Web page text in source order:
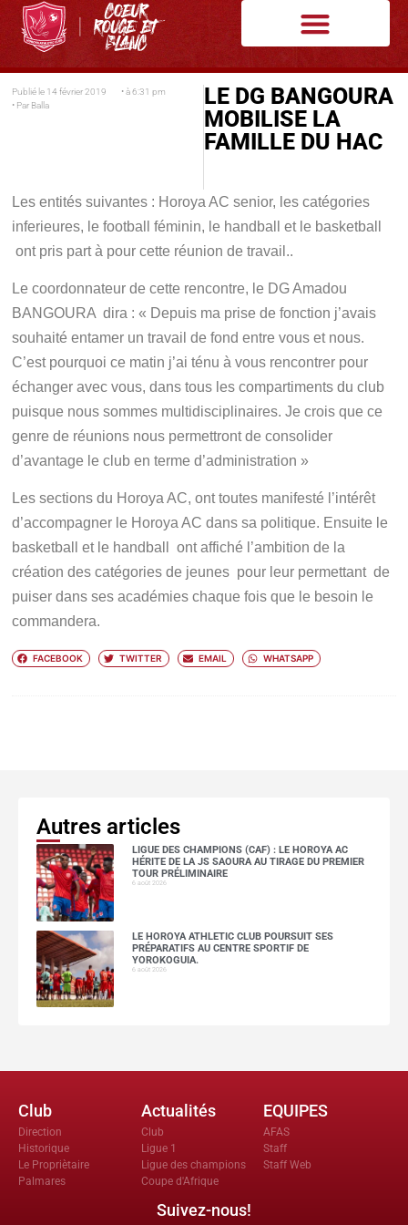
Publié le 14 février 2019 • à 6:31 pm
• Par Balla
LE DG BANGOURA
MOBILISE LA
FAMILLE DU HAC
Les entités suivantes : Horoya AC senior, les catégories
inferieures, le football féminin, le handball et le basketball
ont pris part à pour cette réunion de travail..
Le coordonnateur de cette rencontre, le DG Amadou
BANGOURA dira : « Depuis ma prise de fonction j’avais
souhaité entamer un travail de fond entre vous et nous.
C’est pourquoi ce matin j’ai ténu à vous rencontrer pour
échanger avec vous, dans tous les compartiments du club
puisque nous sommes multidisciplinaires. Je crois que ce
genre de réunions nous permettront de consolider
d’avantage le club en terme d’administration »
Les sections du Horoya AC, ont toutes manifesté l’intérêt
d’accompagner le Horoya AC dans sa politique. Ensuite le
basketball et le handball ont affiché l’ambition de la
création des catégories de jeunes pour leur permettant de
puiser dans ses académies chaque fois que le besoin le
commandera.
FACEBOOK TWITTER EMAIL WHATSAPP
Autres articles
LIGUE DES CHAMPIONS (CAF) : LE HOROYA AC
HÉRITE DE LA JS SAOURA AU TIRAGE DU PREMIER
TOUR PRÉLIMINAIRE
6 août 2026
LE HOROYA ATHLETIC CLUB POURSUIT SES
PRÉPARATIFS AU CENTRE SPORTIF DE
YOROKOGUIA.
6 août 2026
Club
Direction
Historique
Le Propriètaire
Palmares
Actualités
Club
Ligue 1
Ligue des champions
Coupe d'Afrique
EQUIPES
AFAS
Staff
Staff Web
Suivez-nous!